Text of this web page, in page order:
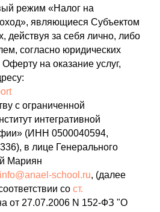
режим «Налог на
являющиеся Субъектом
действуя за себя лично, либо
согласно юридических
на оказание услуг,
с ограниченной
интегративной
(ИНН 0500040594,
в лице Генерального
Мариян
info@anael-school.ru, (далее
со ст.
от 27.07.2006 N 152-ФЗ "О